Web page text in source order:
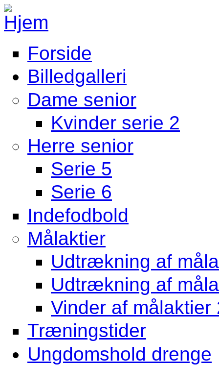
Gå til hovedindhold
Fodbold Menu
Forside
Billedgalleri
Dame senior
Kvinder serie 2
Herre senior
Serie 5
Serie 6
Indefodbold
Målaktier
Udtrækning af
Udtrækning af
Vinder af målaktier
Træningstider
Ungdomshold drenge